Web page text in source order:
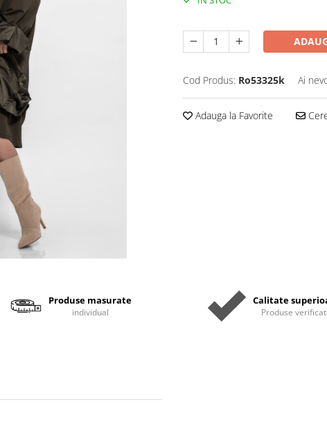
Cod Produs: Ro53325k Ai
Adauga la Favorite
Produse masurate
individual
Calitate
Produse